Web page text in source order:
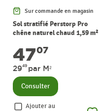
Sur commande en magasin
Sol stratifié Perstorp Pro
chêne naturel chaud 1,59 m²
4707
2949 par M²
Consulter
Ajouter au